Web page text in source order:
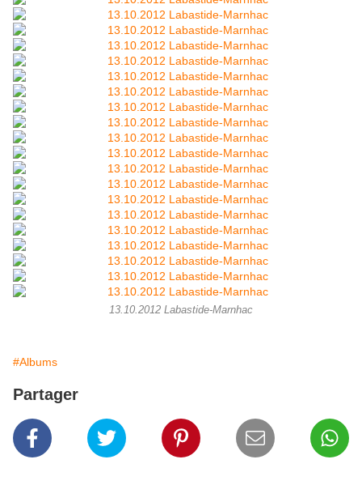
13.10.2012 Labastide-Marnhac
#Albums
Partager